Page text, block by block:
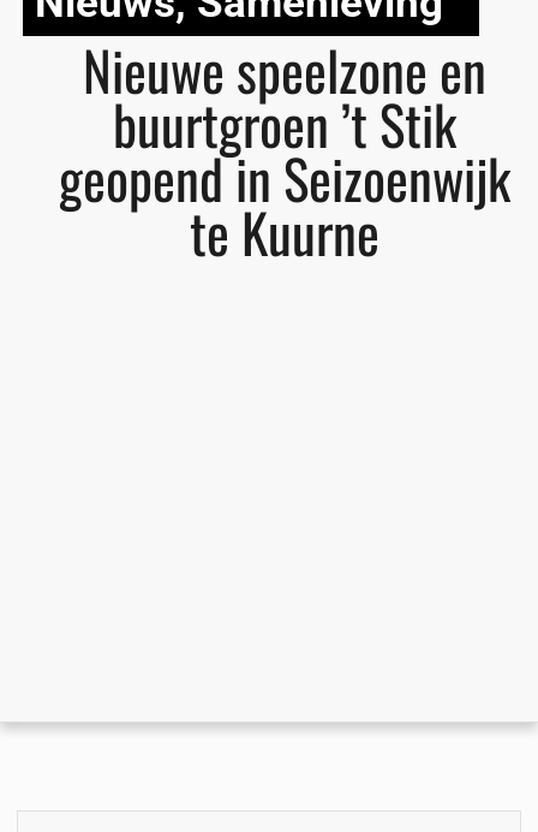
Nieuwe speelzone en
buurtgroen ’t Stik
geopend in Seizoenwijk
te Kuurne